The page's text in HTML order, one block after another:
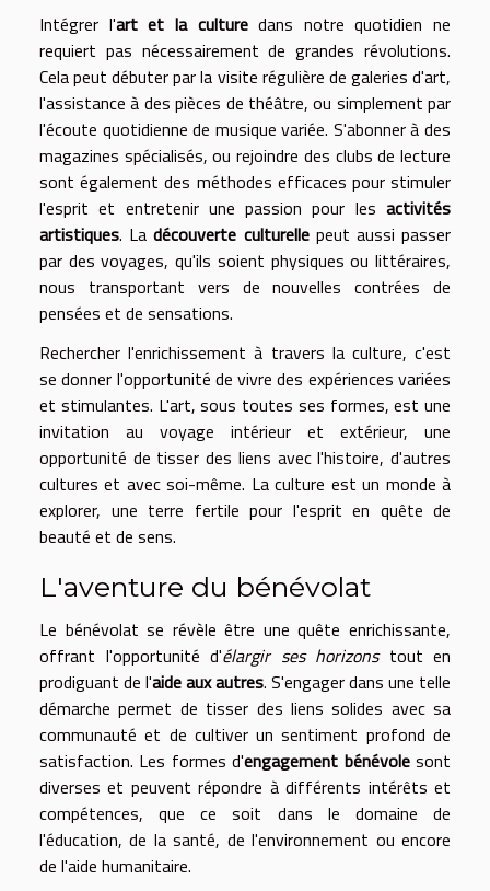
Intégrer l'art et la culturedans notre quotidien ne
requiert pas nécessairement de grandes révolutions.
Cela peut débuter par la visite régulière de galeries d'art,
l'assistance à des pièces de théâtre, ou simplement par
l'écoute quotidienne de musique variée. S'abonner à des
magazines spécialisés, ou rejoindre des clubs de lecture
sont également des méthodes efficaces pour stimuler
l'esprit et entretenir une passion pour les activités
artistiques. Ladécouverte culturellepeut aussi passer
par des voyages, qu'ils soient physiques ou littéraires,
nous transportant vers de nouvelles contrées de
pensées et de sensations.
Rechercher l'enrichissement à travers la culture, c'est
se donner l'opportunité de vivre des expériences variées
et stimulantes. L'art, sous toutes ses formes, est une
invitation au voyage intérieur et extérieur, une
opportunité de tisser des liens avec l'histoire, d'autres
cultures et avec soi-même. La culture est un monde à
explorer, une terre fertile pour l'esprit en quête de
beauté et de sens.
L'aventure du bénévolat
Le bénévolat se révèle être une quête enrichissante,
offrant l'opportunité d'élargir ses horizonstout en
prodiguant de l'aide aux autres. S'engager dans une telle
démarche permet de tisser des liens solides avec sa
communauté et de cultiver un sentiment profond de
satisfaction. Les formes d'engagement bénévolesont
diverses et peuvent répondre à différents intérêts et
compétences, que ce soit dans le domaine de
l'éducation, de la santé, de l'environnement ou encore
de l'aide humanitaire.